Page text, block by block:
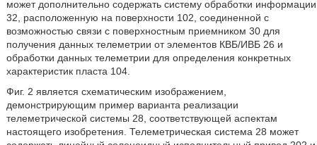
может дополнительно содержать систему обработки информации
32, расположенную на поверхности 102, соединенной с
возможностью связи с поверхностным приемником 30 для
получения данных телеметрии от элементов КВБ/ИВБ 26 и
обработки данных телеметрии для определения конкретных
характеристик пласта 104.
Фиг. 2 является схематическим изображением,
демонстрирующим пример варианта реализации
телеметрической системы 28, соответствующей аспектам
настоящего изобретения. Телеметрическая система 28 может